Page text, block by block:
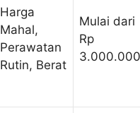
Harga
Mahal,
Perawatan
Rutin, Berat
Mulai dari
Rp
3.000.000